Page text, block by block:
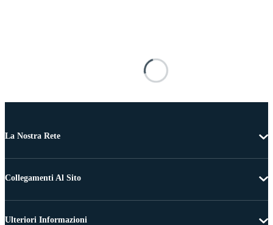
La Nostra Rete
Collegamenti Al Sito
Ulteriori Informazioni